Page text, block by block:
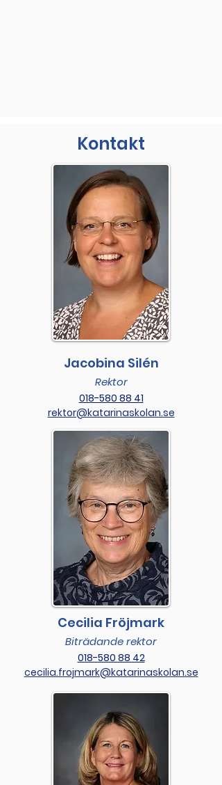
Kontakt
Jacobina Silén
Rektor
018-580 88 41
rektor@katarinaskolan.se
Cecilia Fröjmark
Biträdande rektor
018-580 88 42
cecilia.frojmark@katarinaskolan.se